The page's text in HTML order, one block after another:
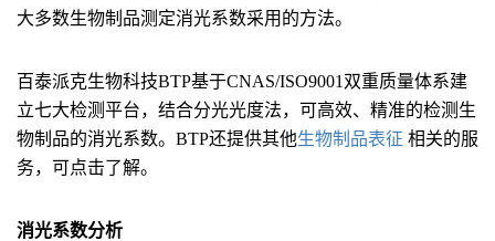
大多数生物制品测定消光系数采用的方法。
百泰派克生物科技BTP基于CNAS/ISO9001双重质量体系建
立七大检测平台，结合分光光度法，可高效、精准的检测生
物制品的消光系数。BTP还提供其他生物制品表征 相关的服
务，可点击了解。
消光系数分析